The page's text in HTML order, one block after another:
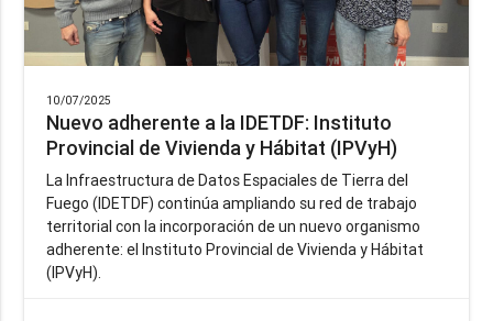
10/07/2025
Nuevo adherente a la IDETDF: Instituto
Provincial de Vivienda y Hábitat (IPVyH)
La Infraestructura de Datos Espaciales de Tierra del
Fuego (IDETDF) continúa ampliando su red de trabajo
territorial con la incorporación de un nuevo organismo
adherente: el Instituto Provincial de Vivienda y Hábitat
(IPVyH).